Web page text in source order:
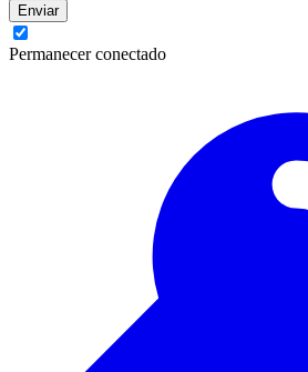
Enviar
Permanecer conectado